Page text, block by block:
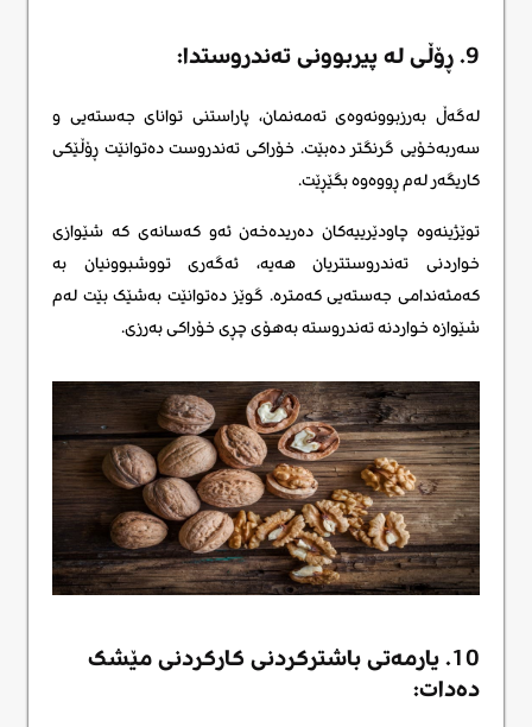
9. ڕۆڵی لە پیربوونی تەندروستدا:
لەگەڵ بەرزبوونەوەی تەمەنمان، پاراستنی توانای جەستەیی و
سەربەخۆیی گرنگتر دەبێت. خۆراکی تەندروست دەتوانێت ڕۆڵێکی
کاریگەر لەم ڕووەوە بگێڕێت.
توێژینەوە چاودێرییەکان دەریدەخەن ئەو کەسانەی کە شێوازی
خواردنی تەندروستتریان هەیە، ئەگەری تووشبوونیان بە
کەمئەندامی جەستەیی کەمترە. گوێز دەتوانێت بەشێک بێت لەم
شێوازە خواردنە تەندروستە بەهۆی چڕی خۆراکی بەرزی.
10. یارمەتی باشترکردنی کارکردنی مێشک
دەدات: